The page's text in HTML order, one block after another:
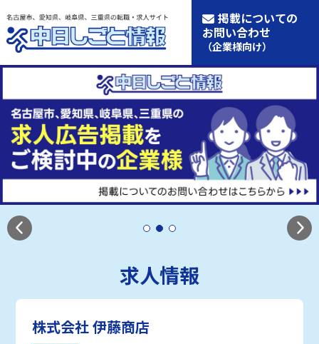
掲載についての
お問い合わせ
（企業様向け）
求人情報
株式会社 伊藤商店